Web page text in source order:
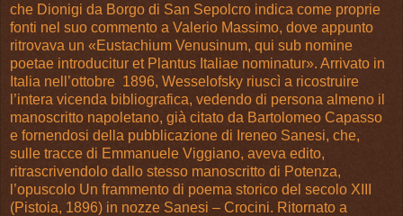
che Dionigi da Borgo di San Sepolcro indica come proprie
fonti nel suo commento a Valerio Massimo, dove appunto
ritrovava un «Eustachium Venusinum, qui sub nomine
poetae introducitur et Plantus Italiae nominatur». Arrivato in
Italia nell’ottobre 1896, Wesselofsky riuscì a ricostruire
l’intera vicenda bibliografica, vedendo di persona almeno il
manoscritto napoletano, già citato da Bartolomeo Capasso
e fornendosi della pubblicazione di Ireneo Sanesi, che,
sulle tracce di Emmanuele Viggiano, aveva edito,
ritrascrivendolo dallo stesso manoscritto di Potenza,
l’opuscolo Un frammento di poema storico del secolo XIII
(Pistoia, 1896) in nozze Sanesi – Crocini. Ritornato a